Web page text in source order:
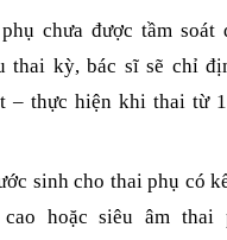
chưa được tầm
thai kỳ, bác sĩ sẽ chỉ
– thực hiện khi thai từ
sinh cho thai phụ có
hoặc siêu âm thai